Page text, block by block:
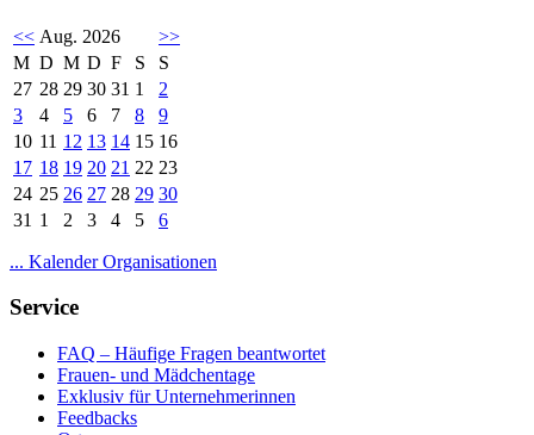
<< Aug. 2026
>>
M D M D F S
S
27 28 29 30 31 1
2
3
4 5 6 7 8
9
10 11 12 13 14 15 16
17 18 19 20 21 22 23
24 25 26 27 28 29 30
31 1 2 3 4 5 6
... Kalender Organisationen
Service
FAQ – Häufige Fragen beantwortet
Frauen- und Mädchentage
Exklusiv für Unternehmerinnen
Feedbacks